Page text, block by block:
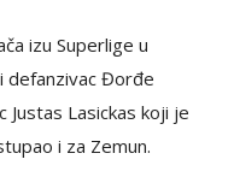
izu Superlige u
defanzivac Đorđe
Justas Lasickas koji je
i za Zemun.